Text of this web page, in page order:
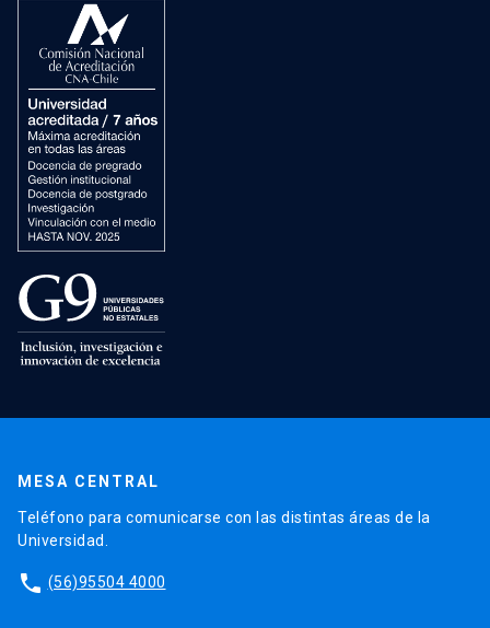
MESA CENTRAL
Teléfono para comunicarse con las distintas áreas de la
Universidad.
phone (56)95504 4000